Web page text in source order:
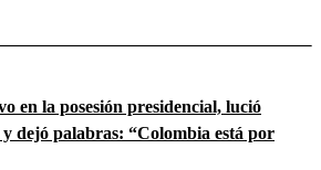
en la posesión presidencial, lució
y dejó palabras: “Colombia está por